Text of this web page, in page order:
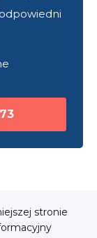
stronie